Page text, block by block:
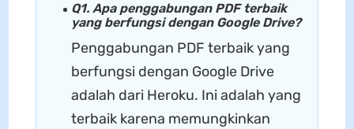
Q1. Apa penggabungan PDF terbaik
yang berfungsi dengan Google Drive?
Penggabungan PDF terbaik yang
berfungsi dengan Google Drive
adalah dari Heroku. Ini adalah yang
terbaik karena memungkinkan